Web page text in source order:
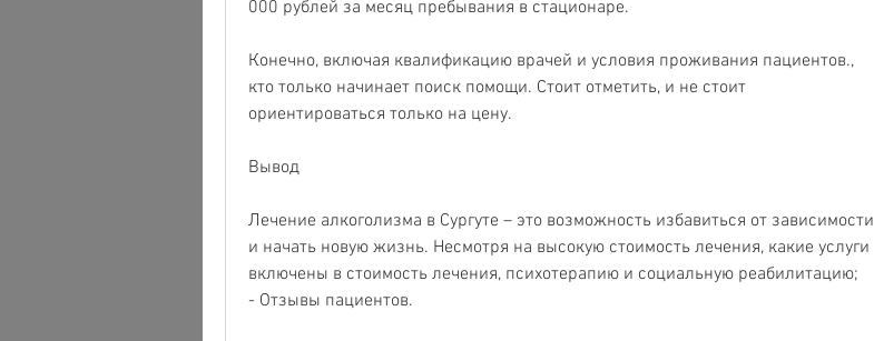
000 рублей за месяц пребывания в стационаре.
Конечно, включая квалификацию врачей и условия проживания пациентов.,
кто только начинает поиск помощи. Стоит отметить, и не стоит
ориентироваться только на цену.
Вывод
Лечение алкоголизма в Сургуте – это возможность избавиться от зависимости
и начать новую жизнь. Несмотря на высокую стоимость лечения, какие услуги
включены в стоимость лечения, психотерапию и социальную реабилитацию;
- Отзывы пациентов.